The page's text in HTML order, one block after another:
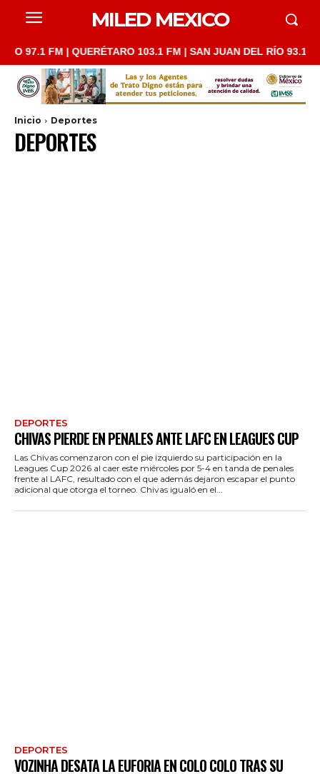
MILED MEXICO
FM | QUERÉTARO 103.1 FM | SAN JUAN DEL RÍO 93.1 FM
Inicio Deportes
DEPORTES
DEPORTES
CHIVAS PIERDE EN PENALES ANTE LAFC EN LEAGUES CUP
Las Chivas comenzaron con el pie izquierdo su participación en la
Leagues Cup 2026 al caer este miércoles por 5-4 en tanda de penales
frente al LAFC, resultado con el que además dejaron escapar el punto
adicional que otorga el torneo. Chivas igualó en el...
DEPORTES
VOZINHA DESATA LA EUFORIA EN COLO COLO TRAS SU